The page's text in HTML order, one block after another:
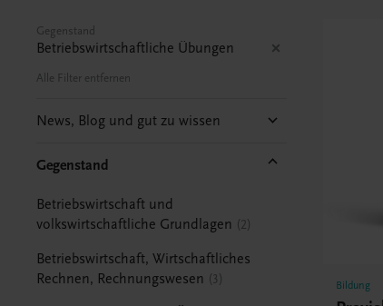
Gegenstand
Betriebswirtschaftliche Übungen
Alle Filter entfernen
News, Blog und gut zu wissen
Gegenstand
Betriebswirtschaft und
volkswirtschaftliche Grundlagen
2
Betriebswirtschaft, Wirtschaftliches
Rechnen, Rechnungswesen
3 Bildung